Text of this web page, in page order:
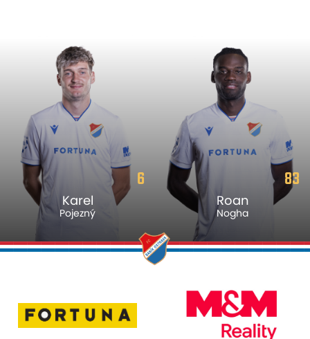
6
Karel
Pojezný
83
Roan
Nogha